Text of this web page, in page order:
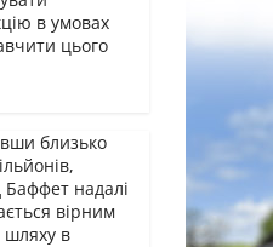
в умовах
цього
близько
Баффет надалі
вірним
шляху в